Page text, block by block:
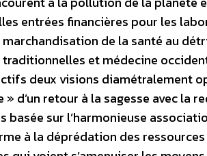
entrées financières pour les
de la santé au
et médecine
deux visions diamétralement
» d’un retour à la sagesse avec la
basée sur l’harmonieuse
à la déprédation des